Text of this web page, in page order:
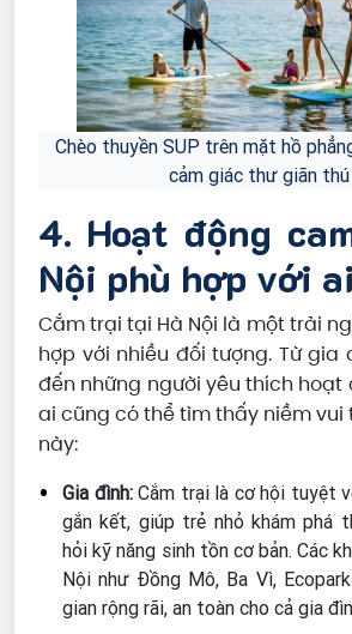
Chèo thuyền SUP trên mặt hồ
cảm giác thư giãn
4. Hoạt động
Nội phù hợp với
Cắm trại tại Hà Nội là một trải
hợp với nhiều đối tượng. Từ gia
đến những người yêu thích hoạt
ai cũng có thể tìm thấy niềm vui
này:
Gia đình:Cắm trại là cơ hội tuyệt
gắn kết, giúp trẻ nhỏ khám phá
hỏi kỹ năng sinh tồn cơ bản. Các
Nội như Đồng Mô, Ba Vì,
gian rộng rãi, an toàn cho cả gia